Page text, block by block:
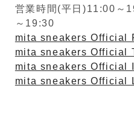
営業時間(平日)11:00～
～19:30
mita sneakers Official
mita sneakers Official
mita sneakers Official
mita sneakers Official